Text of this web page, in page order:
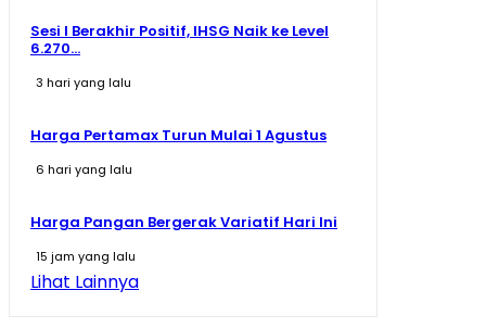
Sesi I Berakhir Positif, IHSG Naik ke Level
6.270...
3 hari yang lalu
Harga Pertamax Turun Mulai 1 Agustus
6 hari yang lalu
Harga Pangan Bergerak Variatif Hari Ini
15 jam yang lalu
Lihat Lainnya